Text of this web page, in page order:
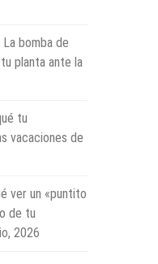
bomba de
planta ante la
tu
vacaciones de
ver un «puntito
de tu
2026